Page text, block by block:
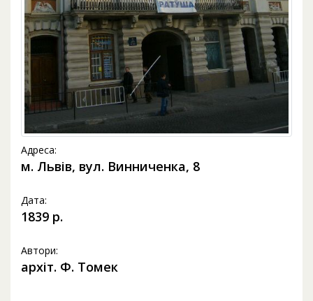
Адреса:
м. Львів, вул. Винниченка, 8
Дата:
1839 р.
Автори:
архіт. Ф. Томек